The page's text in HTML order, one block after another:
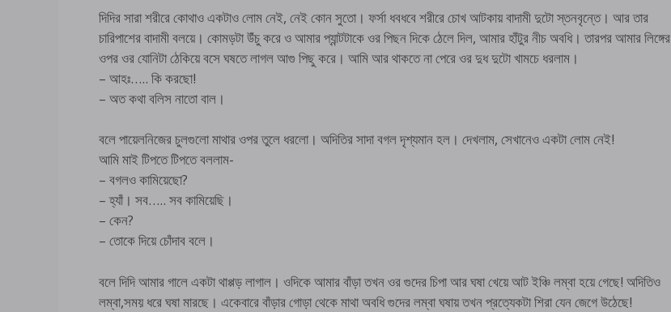
দিদির সারা শরীরে কোথাও একটাও লোম নেই, নেই কোন সুতো। ফর্সা ধবধবে শরীরে চোখ আটকায় বাদামী দুটো স্তনবৃন্তে। আর তার
চারিপাশের বাদামী বলয়ে। কোমড়টা উঁচু করে ও আমার প্যান্টটাকে ওর পিছন দিকে ঠেলে দিল, আমার হাঁটুর নীচ অবধি। তারপর আমার লিঙ্গের
ওপর ওর যোনিটা ঠেকিয়ে বসে ঘষতে লাগল আগু পিছু করে। আমি আর থাকতে না পেরে ওর দুধ দুটো খামচে ধরলাম।
– আহঃ….. কি করছো!
– অত কথা বলিস নাতো বাল।
বলে পায়েলনিজের চুলগুলো মাথার ওপর তুলে ধরলো। অদিতির সাদা বগল দৃশ্যমান হল। দেখলাম, সেখানেও একটা লোম নেই!
আমি মাই টিপতে টিপতে বললাম-
– বগলও কামিয়েছো?
– হ্যাঁ। সব….. সব কামিয়েছি।
– কেন?
– তোকে দিয়ে চোঁদাব বলে।
বলে দিদি আমার গালে একটা থাপ্পড় লাগাল। ওদিকে আমার বাঁড়া তখন ওর গুদের চিপা আর ঘষা খেয়ে আট ইঞ্চি লম্বা হয়ে গেছে! অদিতিও
লম্বা,সময় ধরে ঘষা মারছে। একেবারে বাঁড়ার গোড়া থেকে মাথা অবধি গুদের লম্বা ঘষায় তখন প্রত্যেকটা শিরা যেন জেগে উঠেছে!